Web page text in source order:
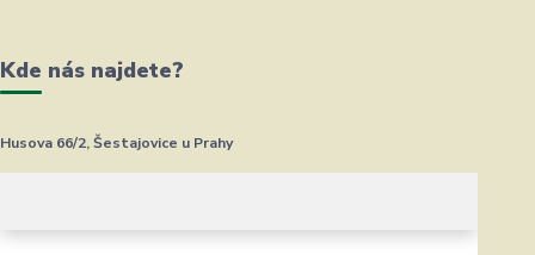
Kde nás najdete?
Husova 66/2, Šestajovice u Prahy